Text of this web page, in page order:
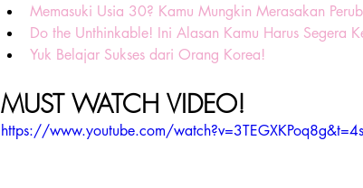
Memasuki Usia 30? Kamu Mungkin Merasakan
Do the Unthinkable! Ini Alasan Kamu Harus Segera
Yuk Belajar Sukses dari Orang Korea!
MUST WATCH VIDEO!
https://www.youtube.com/watch?v=3TEGXKPoq8g&t=4s